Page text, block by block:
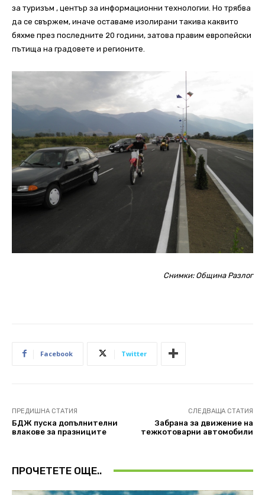
за туризъм , център за информационни технологии. Но трябва
да се свържем, иначе оставаме изолирани такива каквито
бяхме през последните 20 години, затова правим европейски
пътища на градовете и регионите.
Снимки: Община Разлог
Facebook Twitter
ПРЕДИШНА СТАТИЯ
БДЖ пуска допълнителни
влакове за празниците
СЛЕДВАЩА СТАТИЯ
Забрана за движение на
тежкотоварни автомобили
ПРОЧЕТЕТЕ ОЩЕ..